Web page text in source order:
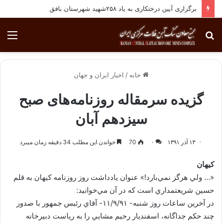
جستجو
برای
خانه / اخبار ایران و جهان
گزیده سرمقاله‌ روزنامه‌های صبح
سیزدهم آبان
۱۳ آذر ۱۳۹۱ ۰ 70 خواندن این مطلب 34 دقیقه زمان میبرد
كيهان
«… ولي هرگز نمي‌بارد!» عنوان يادداشت روز روزنامه كيهان به قلم
حسين شريعتمداري است كه در آن مي‌خوانيد:
در آخرين ساعات روز شنبه- ۱۱/۹/۹۱- آقاي رئيس جمهور با صدور
چند حكم جداگانه، اسفنديار رحيم مشايي را به رياست دبيرخانه